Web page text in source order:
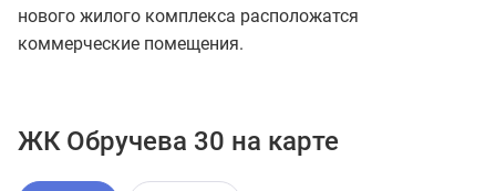
нового жилого комплекса расположатся
коммерческие помещения.
ЖК Обручева 30 на карте